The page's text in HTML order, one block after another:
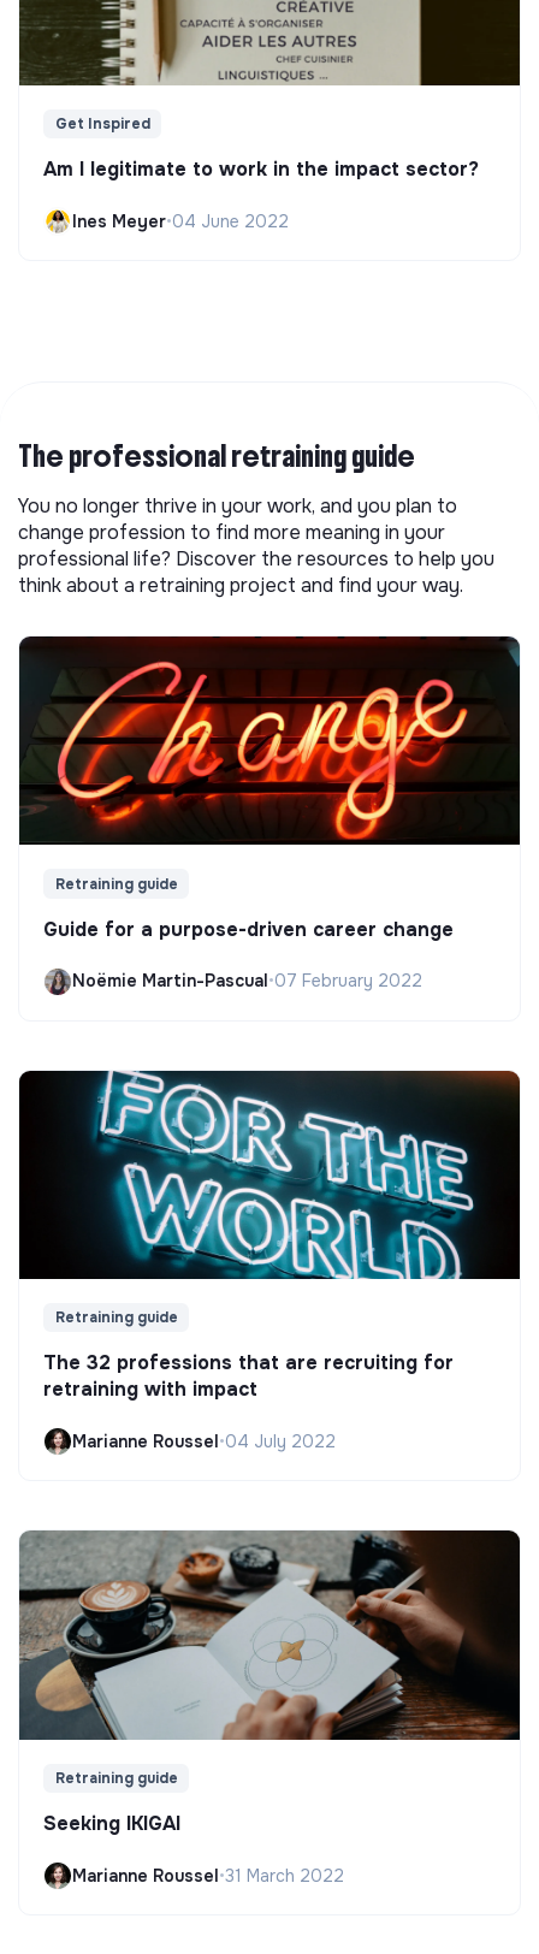
Get Inspired
Am I legitimate to work in the impact sector?
Ines Meyer•04 June 2022
The professional retraining guide
You no longer thrive in your work, and you plan to
change profession to find more meaning in your
professional life? Discover the resources to help you
think about a retraining project and find your way.
Retraining guide
Guide for a purpose-driven career change
Noëmie Martin-Pascual•07 February 2022
Retraining guide
The 32 professions that are recruiting for
retraining with impact
Marianne Roussel•04 July 2022
Retraining guide
Seeking IKIGAI
Marianne Roussel•31 March 2022